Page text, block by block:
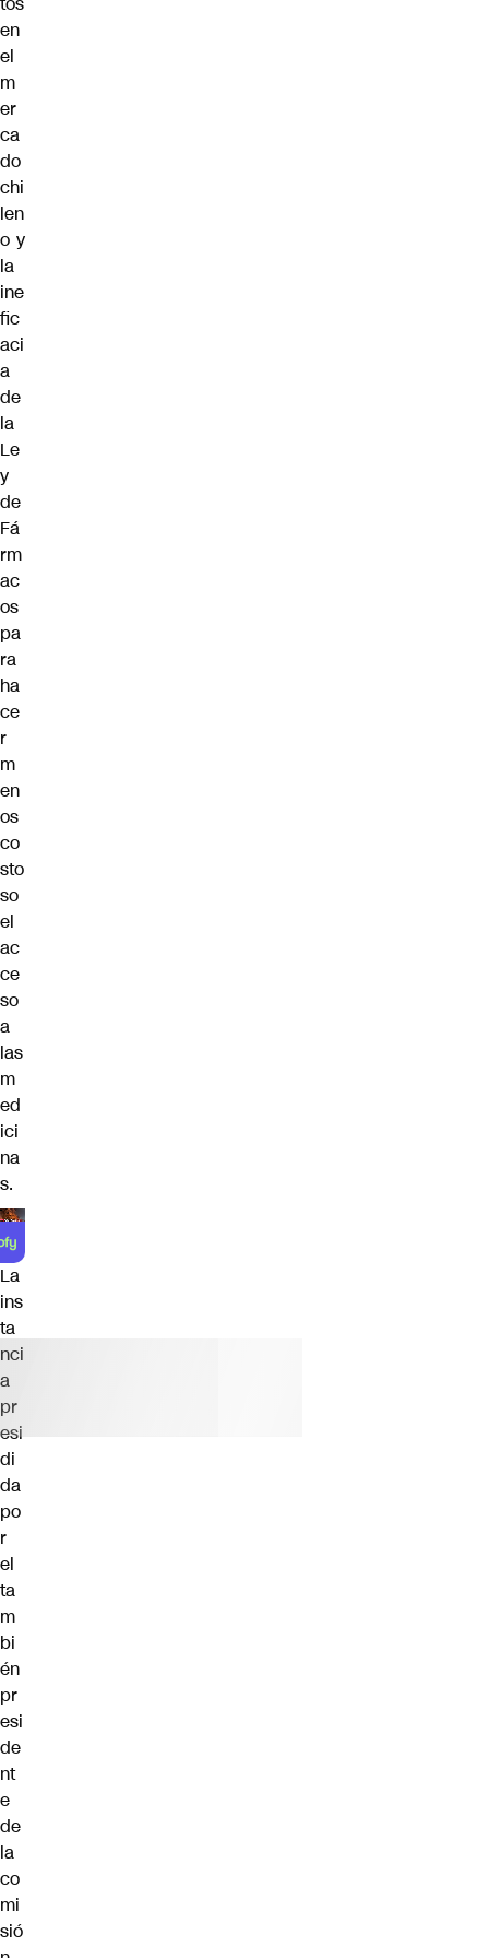
en
el
m
er
ca
do
chi
len
o y
la
ine
fic
aci
a
de
la
Le
y
de
Fá
rm
ac
os
pa
ra
ha
ce
r
m
en
os
co
sto
so
el
ac
ce
so
a
las
m
ed
ici
na
s.
La
ins
ta
nci
a
pr
esi
di
da
po
r
el
ta
m
bi
én
pr
esi
de
nt
e
de
la
co
mi
sió